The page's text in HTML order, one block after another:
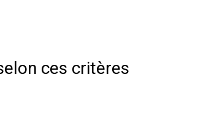
ces critères